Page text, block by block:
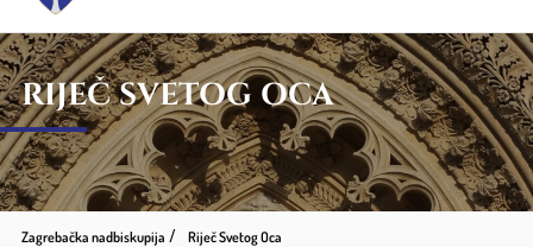
RIJEČ SVETOG OCA
Zagrebačka nadbiskupija
Riječ Svetog Oca